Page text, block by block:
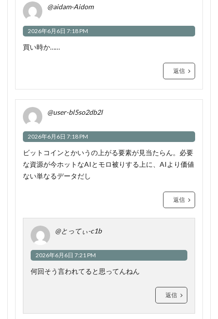
@aidam-Aidom
2026年6月6日 7:18 PM
買い時か……
返信
@user-bl5so2db2l
2026年6月6日 7:18 PM
ビットコインとかいうの上がる要素が見当たらん。必要
な資源が今ホットなAIとモロ被りする上に、AIより価値
ない単なるデータだし
返信
@とってぃ-c1b
2026年6月6日 7:21 PM
何回そう言われてると思ってんねん
返信